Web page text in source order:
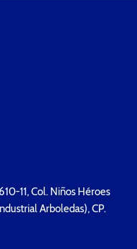
11, Col. Niños Héroes
Arboledas), CP.